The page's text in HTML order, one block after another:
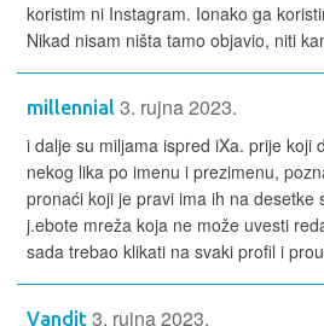
koristim ni Instagram. Ionako ga
Nikad nisam ništa tamo objavio, niti
millennial 3. rujna 2023.
i dalje su miljama ispred iXa. prije koji
nekog lika po imenu i prezimenu,
pronaći koji je pravi ima ih na desetke
j.ebote mreža koja ne može uvesti
sada trebao klikati na svaki profil i
Vandit 3. rujna 2023.